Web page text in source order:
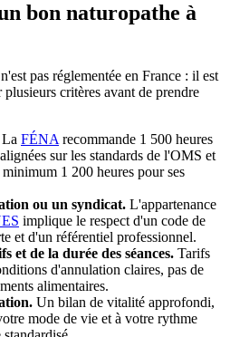
bon naturopathe à
pas réglementée en France : il est
critères avant de prendre
La FÉNA recommande 1 500 heures
sur les standards de l'OMS et
1 200 heures pour ses
ou un syndicat. L'appartenance
implique le respect d'un code de
et d'un référentiel professionnel.
et de la durée des séances. Tarifs
d'annulation claires, pas de
alimentaires.
Un bilan de vitalité approfondi,
mode de vie et à votre rythme